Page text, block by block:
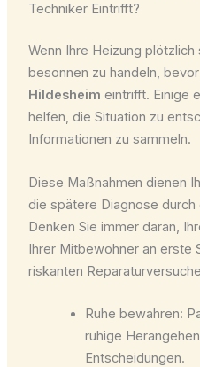
Techniker Eintrifft?
Wenn Ihre Heizung
besonnen zu handeln,
Hildesheim eintrifft. Einige
helfen, die Situation zu
Informationen zu sammeln.
Diese Maßnahmen dienen
die spätere Diagnose
Denken Sie immer daran,
Ihrer Mitbewohner an erste
riskanten
Ruhe bewahren:
ruhige
Entscheidungen.